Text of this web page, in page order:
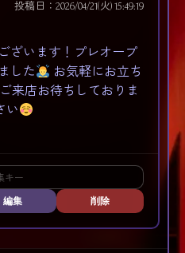
投稿日：2026/04/21(火) 15:49:19
ざいます！プレオープ
した
お気軽にお立ち
来店お待ちしておりま
い
編集 削除